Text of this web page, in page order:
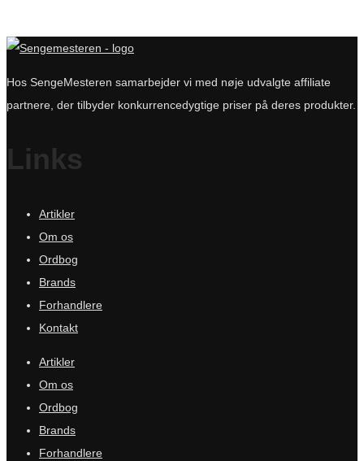
Hos SengeMesteren samarbejder vi med nøje udvalgte affiliate
partnere, der tilbyder konkurrencedygtige priser på deres produkter.
Links
Artikler
Om os
Ordbog
Brands
Forhandlere
Kontakt
Artikler
Om os
Ordbog
Brands
Forhandlere